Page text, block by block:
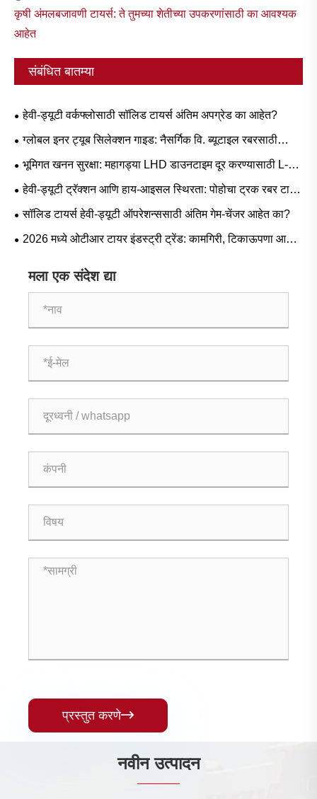
कृषी अंमलबजावणी टायर्स: ते तुमच्या शेतीच्या उपकरणांसाठी का आवश्यक
आहेत
संबंधित बातम्या
हेवी-ड्यूटी वर्कफ्लोसाठी सॉलिड टायर्स अंतिम अपग्रेड का आहेत?
ग्लोबल इनर ट्यूब सिलेक्शन गाइड: नैसर्गिक वि. ब्यूटाइल रबरसाठी
लोकप्रिय आकार आणि परिस्थिती-आधारित अनुप्रयोग
भूमिगत खनन सुरक्षा: महागड्या LHD डाउनटाइम दूर करण्यासाठी L-5S
मालिका टायर्स महत्त्वपूर्ण का आहेत
हेवी-ड्यूटी ट्रॅक्शन आणि हाय-आइसल स्थिरता: पोहोचा ट्रक रबर टायर
मागणी ट्रेंड आणि ऑपरेशनल मार्गदर्शक
सॉलिड टायर्स हेवी-ड्यूटी ऑपरेशन्ससाठी अंतिम गेम-चेंजर आहेत का?
2026 मध्ये ओटीआर टायर इंडस्ट्री ट्रेंड: कामगिरी, टिकाऊपणा आणि
मला एक संदेश द्या
प्रस्तुत करणे
नवीन उत्पादन